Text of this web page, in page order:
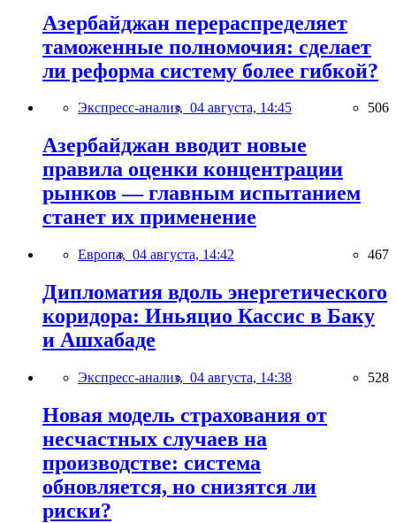
Азербайджан перераспределяет
таможенные полномочия: сделает
ли реформа систему более гибкой?
Экспресс-анализ, 04 августа, 14:45 506
Азербайджан вводит новые
правила оценки концентрации
рынков — главным испытанием
станет их применение
Европа, 04 августа, 14:42 467
Дипломатия вдоль энергетического
коридора: Иньяцио Кассис в Баку
и Ашхабаде
Экспресс-анализ, 04 августа, 14:38 528
Новая модель страхования от
несчастных случаев на
производстве: система
обновляется, но снизятся ли
риски?